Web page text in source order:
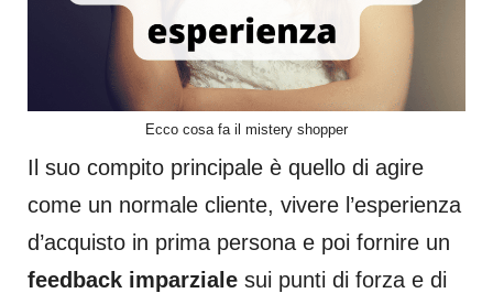
Ecco cosa fa il mistery shopper
Il suo compito principale è quello di agire
come un normale cliente, vivere l’esperienza
d’acquisto in prima persona e poi fornire un
feedback imparziale sui punti di forza e di